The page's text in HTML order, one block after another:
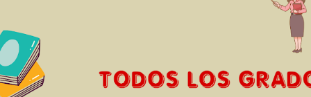
didácticos e informativos. ☺️ Obtén documento completo aquí 👇👇 👇